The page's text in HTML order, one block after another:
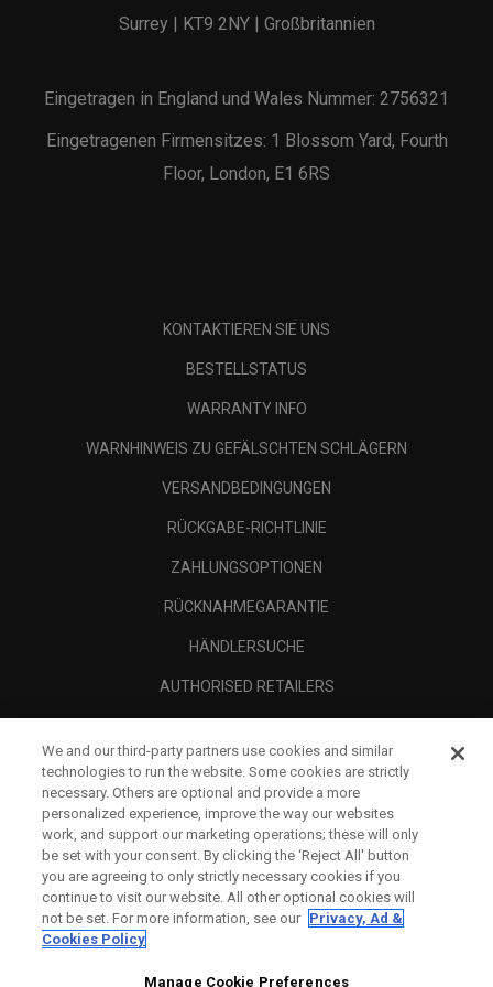
Surrey | KT9 2NY | Großbritannien
Eingetragen in England und Wales Nummer: 2756321
Eingetragenen Firmensitzes: 1 Blossom Yard, Fourth
Floor, London, E1 6RS
KONTAKTIEREN SIE UNS
BESTELLSTATUS
WARRANTY INFO
WARNHINWEIS ZU GEFÄLSCHTEN SCHLÄGERN
VERSANDBEDINGUNGEN
RÜCKGABE-RICHTLINIE
ZAHLUNGSOPTIONEN
RÜCKNAHMEGARANTIE
HÄNDLERSUCHE
AUTHORISED RETAILERS
UNTERNEHMENSPROFIL
RECHTLICHES-
We and our third-party partners use cookies and similar
technologies to run the website. Some cookies are strictly
necessary. Others are optional and provide a more
personalized experience, improve the way our websites
work, and support our marketing operations; these will only
be set with your consent. By clicking the ‘Reject All' button
you are agreeing to only strictly necessary cookies if you
continue to visit our website. All other optional cookies will
not be set. For more information, see our Privacy, Ad &
Cookies Policy
Manage Cookie Preferences